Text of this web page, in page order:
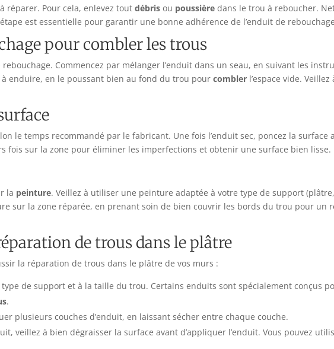
réparer. Pour cela, enlevez tout débrisou poussièredans le trou à reboucher.
est essentielle pour garantir une bonne adhérence de l’enduit de
pour combler les trous
Commencez par mélanger l’enduit dans un seau, en suivant les
à enduire, en le poussant bien au fond du trou pour comblerl’espace vide.
le temps recommandé par le fabricant. Une fois l’enduit sec, poncez la
fois sur la zone pour éliminer les imperfections et obtenir une surface bien lisse.
la peinture. Veillez à utiliser une peinture adaptée à votre type de support
sur la zone réparée, en prenant soin de bien couvrir les bords du trou pour un
de trous dans le plâtre
la réparation de trous dans le plâtre de vos murs :
de support et à la taille du trou. Certains enduits sont spécialement conçus
.
plusieurs couches d’enduit, en laissant sécher entre chaque couche.
veillez à bien dégraisser la surface avant d’appliquer l’enduit. Vous pouvez